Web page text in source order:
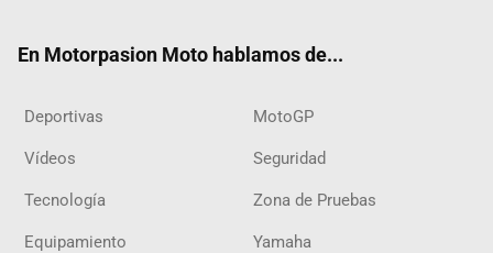
En Motorpasion Moto hablamos de...
Deportivas MotoGP
Vídeos Seguridad
Tecnología Zona de Pruebas
Equipamiento Yamaha